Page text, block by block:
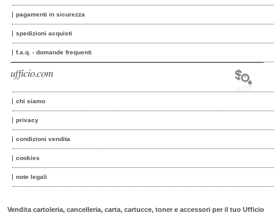
pagamenti in sicurezza
spedizioni acquisti
f.a.q. - domande frequenti
ufficio.com
chi siamo
privacy
condizioni vendita
cookies
note legali
Vendita cartoleria, cancelleria, carta, cartucce, toner e accessori per il tuo Ufficio